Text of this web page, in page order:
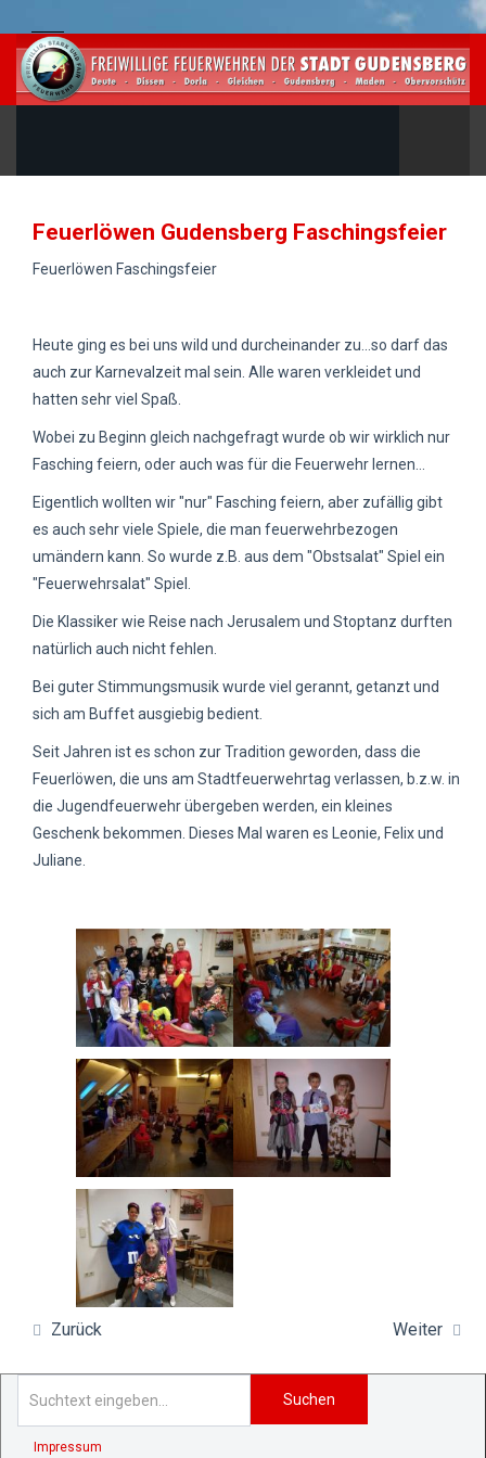
Feuerlöwen Gudensberg Faschingsfeier
Feuerlöwen Faschingsfeier
Heute ging es bei uns wild und durcheinander zu...so darf das
auch zur Karnevalzeit mal sein. Alle waren verkleidet und
hatten sehr viel Spaß.
Wobei zu Beginn gleich nachgefragt wurde ob wir wirklich nur
Fasching feiern, oder auch was für die Feuerwehr lernen...
Eigentlich wollten wir "nur" Fasching feiern, aber zufällig gibt
es auch sehr viele Spiele, die man feuerwehrbezogen
umändern kann. So wurde z.B. aus dem "Obstsalat" Spiel ein
"Feuerwehrsalat" Spiel.
Die Klassiker wie Reise nach Jerusalem und Stoptanz durften
natürlich auch nicht fehlen.
Bei guter Stimmungsmusik wurde viel gerannt, getanzt und
sich am Buffet ausgiebig bedient.
Seit Jahren ist es schon zur Tradition geworden, dass die
Feuerlöwen, die uns am Stadtfeuerwehrtag verlassen, b.z.w. in
die Jugendfeuerwehr übergeben werden, ein kleines
Geschenk bekommen. Dieses Mal waren es Leonie, Felix und
Juliane.
Zurück Weiter
Suchen
Impressum